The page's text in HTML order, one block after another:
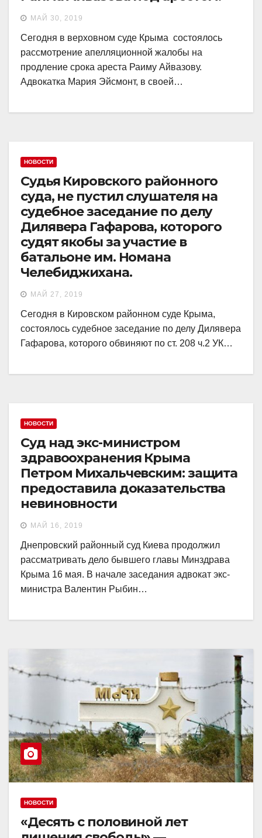
МАЙ 30, 2019
Сегодня в верховном суде Крыма состоялось
рассмотрение апелляционной жалобы на
продление срока ареста Раиму Айвазову.
Адвокатка Мария Эйсмонт, в своей…
НОВОСТИ
Судья Кировского районного
суда, не пустил слушателя на
судебное заседание по делу
Дилявера Гафарова, которого
судят якобы за участие в
батальоне им. Номана
Челебиджихана.
МАЙ 27, 2019
Сегодня в Кировском районном суде Крыма,
состоялось судебное заседание по делу Дилявера
Гафарова, которого обвиняют по ст. 208 ч.2 УК…
НОВОСТИ
Суд над экс-министром
здравоохранения Крыма
Петром Михальчевским: защита
предоставила доказательства
невиновности
МАЙ 16, 2019
Днепровский районный суд Киева продолжил
рассматривать дело бывшего главы Минздрава
Крыма 16 мая. В начале заседания адвокат экс-
министра Валентин Рыбин…
НОВОСТИ
«Десять с половиной лет